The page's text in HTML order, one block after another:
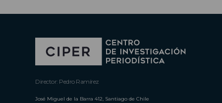
Director: Pedro Ramírez
José Miguel de la Barra 412, Santiago de Chile